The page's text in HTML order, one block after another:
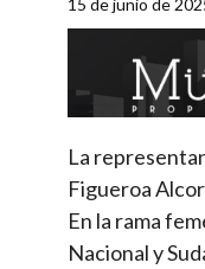
15 de junio de
La
Figueroa
En la rama
Nacional y